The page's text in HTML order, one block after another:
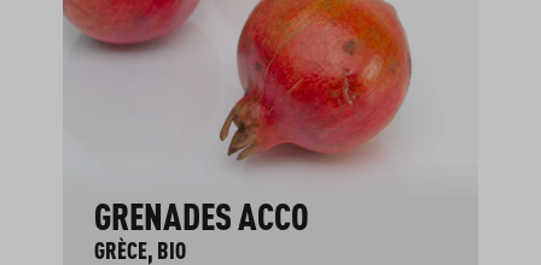
GRENADES ACCO
GRÈCE, BIO